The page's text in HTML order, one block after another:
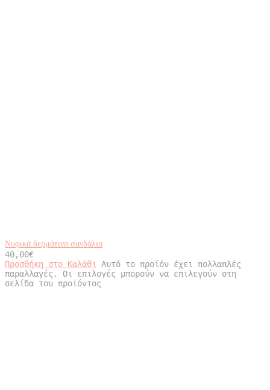
Νυφικά δερμάτινα σανδάλια
40,00€
Προσθήκη στο Καλάθι
Αυτό το προϊόν έχει πολλαπλές
παραλλαγές. Οι επιλογές μπορούν να επιλεγούν στη
σελίδα του προϊόντος